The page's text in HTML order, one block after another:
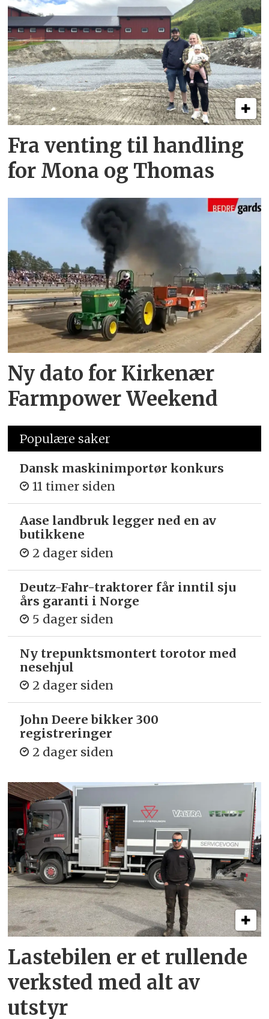
Fra venting til handling
for Mona og Thomas
Ny dato for Kirkenær
Farmpower Weekend
Populære saker
Dansk maskinimportør konkurs
11 timer siden
Aase landbruk legger ned en av
butikkene
2 dager siden
Deutz-Fahr-traktorer får inntil sju
års garanti i Norge
5 dager siden
Ny trepunkts­montert torotor med
nesehjul
2 dager siden
John Deere bikker 300
registreringer
2 dager siden
Lastebilen er et rullende
verksted med alt av
utstyr